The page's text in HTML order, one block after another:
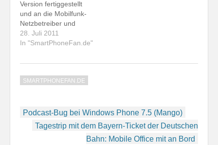
Mozart bereits
vorgenommen. Seit ich
Mango installiert habe,
läuft IM+, das in der
Bezahl-Version jetzt…
Version fertiggestellt
und an die Mobilfunk-
Netzbetreiber und
Smartphone-Hersteller
zur Prüfung
Entwickler gibt es eine
Diese trägt die Build-
Netzbetreiber und
Nummer 7720 erhalten
28. Juli 2011
In "SmartPhoneFan.de"
SMARTPHONEFAN.DE
Beitragsnavigation
Podcast-Bug bei Windows Phone 7.5 (Mango)
Tagestrip mit dem Bayern-Ticket der Deutschen
Bahn: Mobile Office mit an Bord